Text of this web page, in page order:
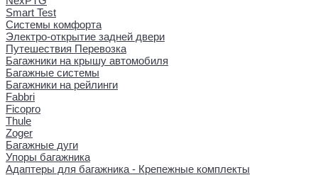
Smart Test
Системы комфорта
Электро-открытие задней двери
Путешествия Перевозка
Багажники на крышу автомобиля
Багажные системы
Багажники на рейлинги
Fabbri
Ficopro
Thule
Zoger
Багажные дуги
Упоры багажника
Адаптеры для багажника - Крепежные комплекты